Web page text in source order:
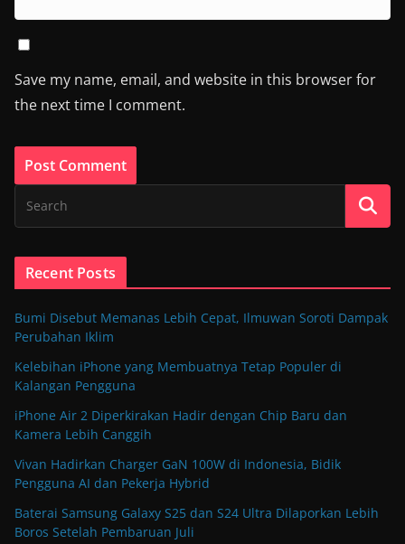
Save my name, email, and website in this browser for
the next time I comment.
Recent Posts
Bumi Disebut Memanas Lebih Cepat, Ilmuwan Soroti Dampak
Perubahan Iklim
Kelebihan iPhone yang Membuatnya Tetap Populer di
Kalangan Pengguna
iPhone Air 2 Diperkirakan Hadir dengan Chip Baru dan
Kamera Lebih Canggih
Vivan Hadirkan Charger GaN 100W di Indonesia, Bidik
Pengguna AI dan Pekerja Hybrid
Baterai Samsung Galaxy S25 dan S24 Ultra Dilaporkan Lebih
Boros Setelah Pembaruan Juli